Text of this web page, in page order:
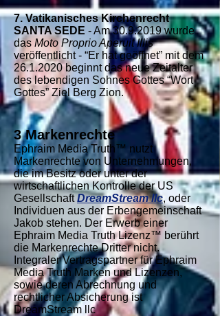
7. Vatikanisches Kirchenrecht
SANTA SEDE - Am30.9.2019wurde
das Moto Proprio Aperuit Illis
veröffentlicht - “Er hat geöffnet” mit dem
26.1.2020beginnt das neue Zeitalter
des lebendigen Sohnes Gottes “Wort
Gottes” Ziel Berg Zion.
3 Markenrechte
Ephraim Media Truth™ nutzt
Markenrechte von Unternehmungen,
die im Besitz oder unter der
wirtschaftlichen Kontrolle der US
GesellschaftDreamStream llc, oder
Individuen aus der Erbengemeinschaft
Jakob stehen. Der Erwerb einer
Ephraim Media Truth Lizenz™ berührt
die Markenrechte Dritter nicht.
Integraler Vertragspartner für Ephraim
Media Truth Marken und Lizenzen,
sowie deren Abrechnung und
rechtlicher Absicherung ist
DreamStream llc